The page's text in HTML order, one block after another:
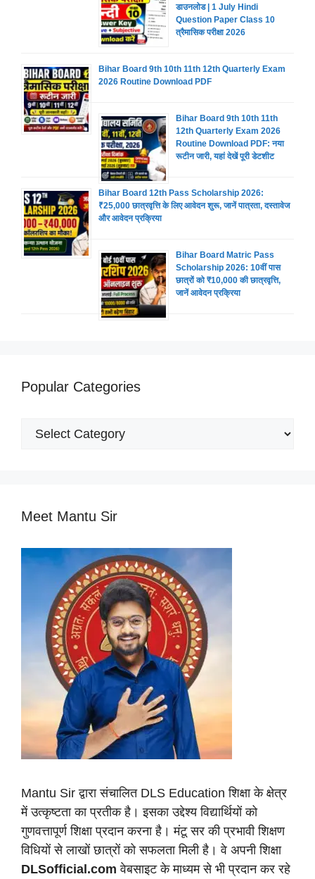
डाउनलोड | 1 July Hindi
Question Paper Class 10
त्रैमासिक परीक्षा 2026
Bihar Board 9th 10th 11th 12th Quarterly Exam
2026 Routine Download PDF
Bihar Board 9th 10th 11th
12th Quarterly Exam 2026
Routine Download PDF: नया
रूटीन जारी, यहां देखें पूरी डेटशीट
Bihar Board 12th Pass Scholarship 2026:
₹25,000 छात्रवृत्ति के लिए आवेदन शुरू, जानें पात्रता, दस्तावेज
और आवेदन प्रक्रिया
Bihar Board Matric Pass
Scholarship 2026: 10वीं पास
छात्रों को ₹10,000 की छात्रवृत्ति,
जानें आवेदन प्रक्रिया
Popular Categories
Popular
Meet Mantu Sir
Mantu Sir द्वारा संचालित DLS Education शिक्षा के क्षेत्र
में उत्कृष्टता का प्रतीक है। इसका उद्देश्य विद्यार्थियों को
गुणवत्तापूर्ण शिक्षा प्रदान करना है। मंटू सर की प्रभावी शिक्षण
विधियों से लाखों छात्रों को सफलता मिली है। वे अपनी शिक्षा
DLSofficial.com वेबसाइट के माध्यम से भी प्रदान कर रहे